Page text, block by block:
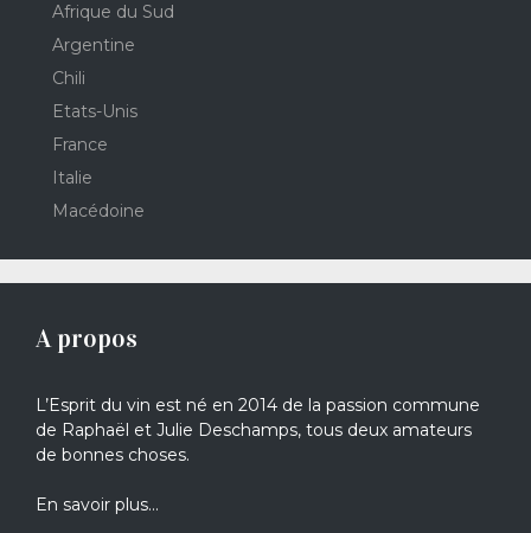
Afrique du Sud
Argentine
Chili
Etats-Unis
France
Italie
Macédoine
A propos
L’Esprit du vin est né en 2014 de la passion commune
de Raphaël et Julie Deschamps, tous deux amateurs
de bonnes choses.
En savoir plus…